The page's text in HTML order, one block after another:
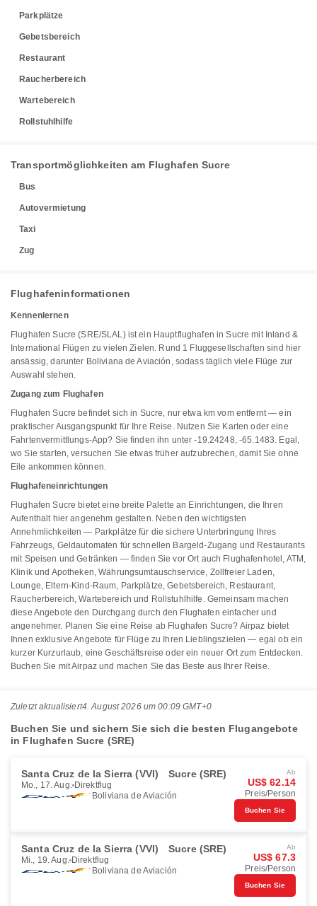
Parkplätze
Gebetsbereich
Restaurant
Raucherbereich
Wartebereich
Rollstuhlhilfe
Transportmöglichkeiten am Flughafen Sucre
Bus
Autovermietung
Taxi
Zug
Flughafeninformationen
Kennenlernen
Flughafen Sucre (SRE/SLAL) ist ein Hauptflughafen in Sucre mit Inland &
International Flügen zu vielen Zielen. Rund 1 Fluggesellschaften sind hier
ansässig, darunter Boliviana de Aviación, sodass täglich viele Flüge zur
Auswahl stehen.
Zugang zum Flughafen
Flughafen Sucre befindet sich in Sucre, nur etwa km vom entfernt — ein
praktischer Ausgangspunkt für Ihre Reise. Nutzen Sie Karten oder eine
Fahrtenvermittlungs-App? Sie finden ihn unter -19.24248, -65.1483. Egal,
wo Sie starten, versuchen Sie etwas früher aufzubrechen, damit Sie ohne
Eile ankommen können.
Flughafeneinrichtungen
Flughafen Sucre bietet eine breite Palette an Einrichtungen, die Ihren
Aufenthalt hier angenehm gestalten. Neben den wichtigsten
Annehmlichkeiten — Parkplätze für die sichere Unterbringung Ihres
Fahrzeugs, Geldautomaten für schnellen Bargeld-Zugang und Restaurants
mit Speisen und Getränken — finden Sie vor Ort auch Flughafenhotel, ATM,
Klinik und Apotheken, Währungsumtauschservice, Zollfreier Laden,
Lounge, Eltern-Kind-Raum, Parkplätze, Gebetsbereich, Restaurant,
Raucherbereich, Wartebereich und Rollstuhlhilfe. Gemeinsam machen
diese Angebote den Durchgang durch den Flughafen einfacher und
angenehmer. Planen Sie eine Reise ab Flughafen Sucre? Airpaz bietet
Ihnen exklusive Angebote für Flüge zu Ihren Lieblingszielen — egal ob ein
kurzer Kurzurlaub, eine Geschäftsreise oder ein neuer Ort zum Entdecken.
Buchen Sie mit Airpaz und machen Sie das Beste aus Ihrer Reise.
Zuletzt aktualisiert4. August 2026 um 00:09 GMT+0
Buchen Sie und sichern Sie sich die besten Flugangebote
in Flughafen Sucre (SRE)
Santa Cruz de la Sierra (VVI) Sucre (SRE)
Mo., 17. Aug. Direktflug
Boliviana de Aviación
Ab
US$ 62.14
Preis/Person
Buchen Sie
Santa Cruz de la Sierra (VVI) Sucre (SRE)
Mi., 19. Aug. Direktflug
Boliviana de Aviación
Ab
US$ 67.3
Preis/Person
Buchen Sie